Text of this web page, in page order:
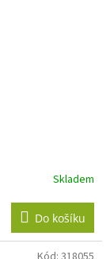
Skladem
Do košíku